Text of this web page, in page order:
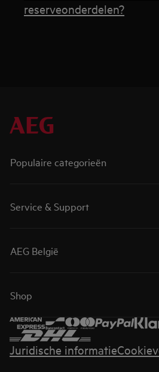
reserveonderdelen?
Populaire categorieën
Service & Support
AEG België
Shop
Juridische informatie